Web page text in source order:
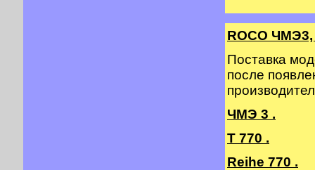
ROCO ЧМЭ3,
Поставка
после
ЧМЭ 3 .
T 770 .
Reihe 770 .